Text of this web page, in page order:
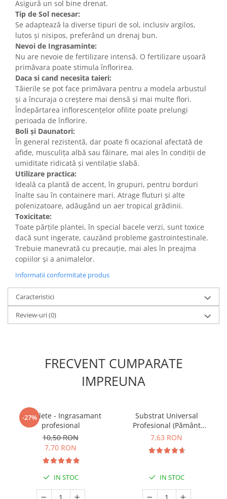
Asigură un sol bine drenat.
Tip de Sol necesar:
Se adaptează la diverse tipuri de sol, inclusiv argilos,
lutos și nisipos, preferând un drenaj bun.
Nevoi de Ingrasaminte:
Nu are nevoie de fertilizare intensă. O fertilizare ușoară
primăvara poate stimula înflorirea.
Daca si cand necesita taieri:
Tăierile se pot face primăvara pentru a modela arbustul
și a încuraja o creștere mai densă și mai multe flori.
Îndepărtarea inflorescențelor ofilite poate prelungi
perioada de înflorire.
Boli și Daunatori:
În general rezistentă, dar poate fi ocazional afectată de
afide, musculița albă sau făinare, mai ales în condiții de
umiditate ridicată și ventilație slabă.
Utilizare practica:
Ideală ca plantă de accent, în grupuri, pentru borduri
înalte sau în containere mari. Atrage fluturi și alte
polenizatoare, adăugând un aer tropical grădinii.
Toxicitate:
Toate părțile plantei, în special bacele verzi, sunt toxice
dacă sunt ingerate, cauzând probleme gastrointestinale.
Trebuie manevrată cu precauție, mai ales în preajma
copiilor și a animalelor.
Informatii conformitate produs
Caracteristici
Review-uri(0)
FRECVENT CUMPARATE
IMPREUNA
-27%
5 Tablete - Ingrasamant
profesional
10,50 RON
7,70 RON
IN STOC
Substrat Universal
Profesional (Pământ
Premium) - 5 L
7,63 RON
IN STOC